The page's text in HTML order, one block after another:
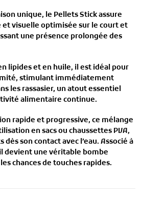
unique, le Pellets Stickassure
visuelle optimisée sur le court et
une présence prolongée des
lipides et en huile, il est idéal pour
, stimulant immédiatement
les rassasier, un atout essentiel
alimentaire continue.
rapide et progressive, ce mélange
en sacs ou chaussettes PVA,
son contact avec l’eau. Associé à
devient une véritable bombe
chances de touches rapides.